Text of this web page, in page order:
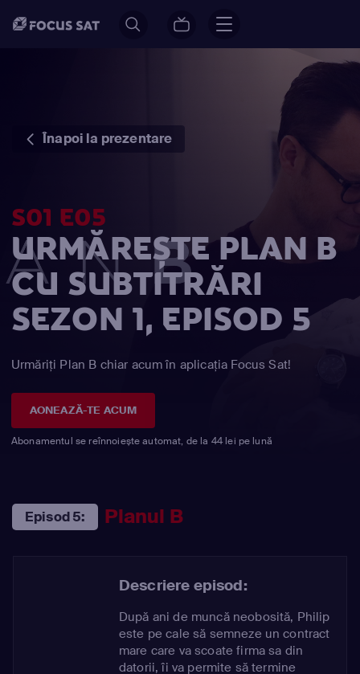
Înapoi la prezentare
S01 E05
URMĂREȘTE PLAN B
CU SUBTITRĂRI
SEZON 1, EPISOD 5
Urmăriți Plan B chiar acum în aplicația Focus Sat!
AONEAZĂ-TE ACUM
Abonamentul se reînnoiește automat, de la 44 lei pe lună
Episod 5: Planul B
Descriere episod:
După ani de muncă neobosită, Philip
este pe cale să semneze un contract
mare care va scoate firma sa din
datorii, îi va permite să termine